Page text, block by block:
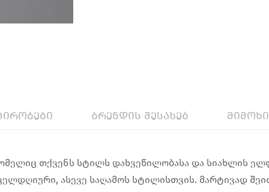
ბრენდის შესახებ
თქვენს სტილს დახვეწილობასა და სიახლის
ასევე საღამოს სტილისთვის. მარტივად